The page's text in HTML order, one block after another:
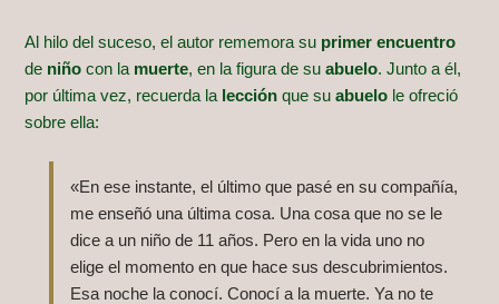
Al hilo del suceso, el autor rememora su primer encuentro
de niño con la muerte, en la figura de suabuelo. Junto a él,
por última vez, recuerda la lección que suabuelo le ofreció
sobre ella:
«En ese instante, el último que pasé en su compañía,
me enseñó una última cosa. Una cosa que no se le
dice a un niño de 11 años. Pero en la vida uno no
elige el momento en que hace sus descubrimientos.
Esa noche la conocí. Conocí a la muerte. Ya no te